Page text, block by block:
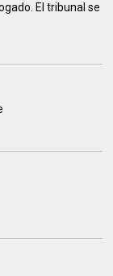
El tribunal se